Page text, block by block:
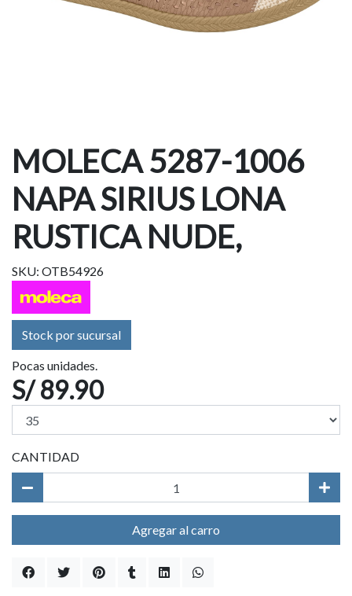
MOLECA 5287-1006
NAPA SIRIUS LONA
RUSTICA NUDE,
SKU: OTB54926
Stock por sucursal
Pocas unidades.
S/ 89.90
CANTIDAD
Agregar al carro